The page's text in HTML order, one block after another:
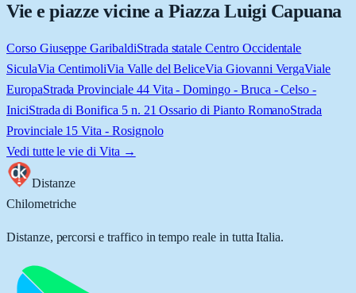
Vie e piazze vicine a Piazza Luigi Capuana
Corso Giuseppe GaribaldiStrada statale Centro Occidentale
SiculaVia CentimoliVia Valle del BeliceVia Giovanni VergaViale
EuropaStrada Provinciale 44 Vita - Domingo - Bruca - Celso -
IniciStrada di Bonifica 5 n. 21 Ossario di Pianto RomanoStrada
Provinciale 15 Vita - Rosignolo
Vedi tutte le vie di Vita →
Distanze
Chilometriche
Distanze, percorsi e traffico in tempo reale in tutta Italia.